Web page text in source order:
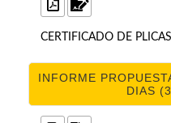
CERTIFICADO DE
INFORME
DIAS